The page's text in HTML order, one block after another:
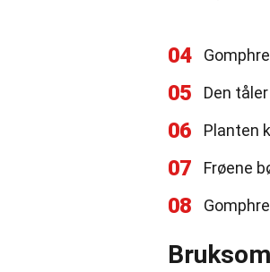
04
05 Den
06 Planten
07 Frøene
08